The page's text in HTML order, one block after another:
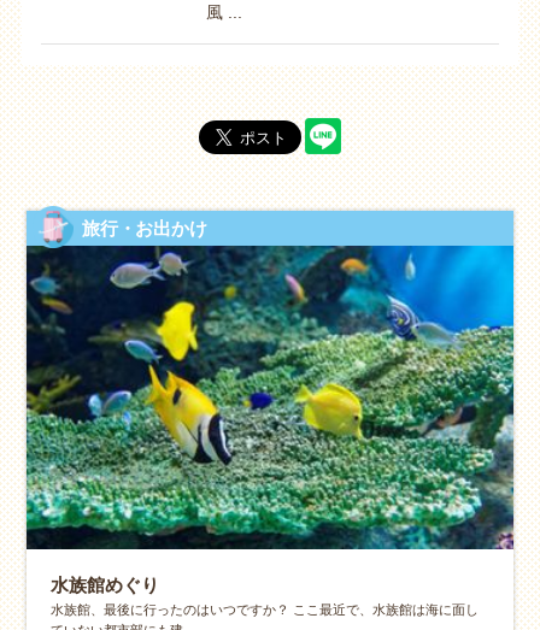
風 ...
旅行・お出かけ
水族館めぐり
水族館、最後に行ったのはいつですか？ ここ最近で、水族館は海に面し